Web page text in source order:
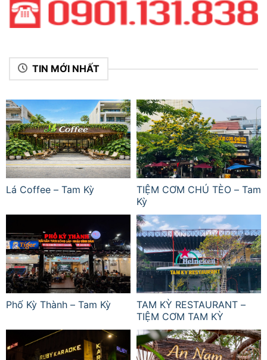
TIN MỚI NHẤT
Lá Coffee – Tam Kỳ
TIỆM CƠM CHÚ TÈO – Tam
Kỳ
Phố Kỳ Thành – Tam Kỳ
TAM KỲ RESTAURANT –
TIỆM CƠM TAM KỲ